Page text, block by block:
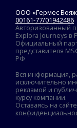
ООО «Гермес
00161-77/01942486
Авторизованный
Explora Journeys в
Официальный
представителя
РФ
Вся информация,
исключительно
рекламой и
курсу компании.
Оставаясь на